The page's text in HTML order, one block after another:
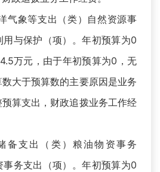
象等支出（类）自然资源事
与保护（项）。年初预算为0
万元，由于年初预算为0，无
大于预算数的主要原因是业务
算支出，财政追拨业务工作经
支出（类）粮油物资事务
事务支出（项）。年初预算为0